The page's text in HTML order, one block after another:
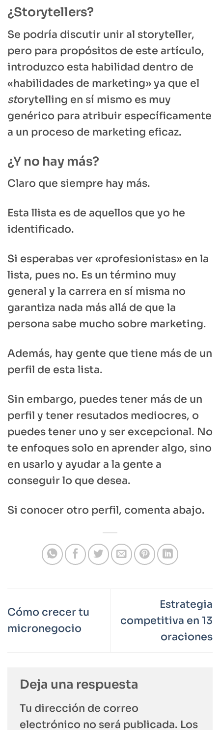
¿Storytellers?
Se podría discutir unir al storyteller,
pero para propósitos de este artículo,
introduzco esta habilidad dentro de
«habilidades de marketing» ya que el
storytelling en sí mismo es muy
genérico para atribuir específicamente
a un proceso de marketing eficaz.
¿Y no hay más?
Claro que siempre hay más.
Esta llista es de aquellos que yo he
identificado.
Si esperabas ver «profesionistas» en la
lista, pues no. Es un término muy
general y la carrera en sí misma no
garantiza nada más allá de que la
persona sabe mucho sobre marketing.
Además, hay gente que tiene más de un
perfil de esta lista.
Sin embargo, puedes tener más de un
perfil y tener resutados mediocres, o
puedes tener uno y ser excepcional. No
te enfoques solo en aprender algo, sino
en usarlo y ayudar a la gente a
conseguir lo que desea.
Si conocer otro perfil, comenta abajo.
Cómo crecer tu
micronegocio
Estrategia
competitiva en 13
oraciones
Deja una respuesta
Tu dirección de correo
electrónico no será publicada. Los